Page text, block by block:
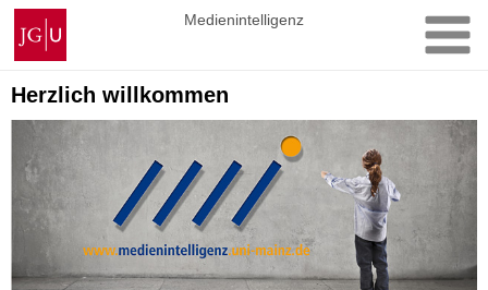
Zum
Inhalt
springen
Johannes
Gutenberg-
Universität
Mainz
Medienintelligenz
Herzlich willkommen